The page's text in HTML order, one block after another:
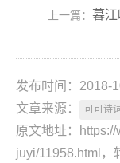
上一篇： 暮江
发布时间：2018-
文章来源：
可可诗
原文地址：
juyi/11958.html，